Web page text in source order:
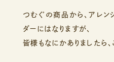
つむぐの商品から、アレン
ダーにはなりますが、
皆様もなにかありましたら、